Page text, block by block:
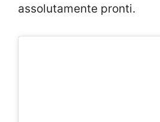
assolutamente pronti.